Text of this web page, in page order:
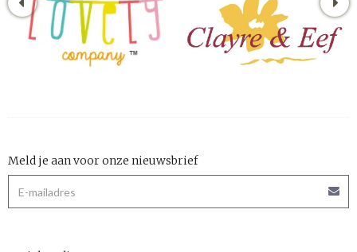
Meld je aan voor onze nieuwsbrief